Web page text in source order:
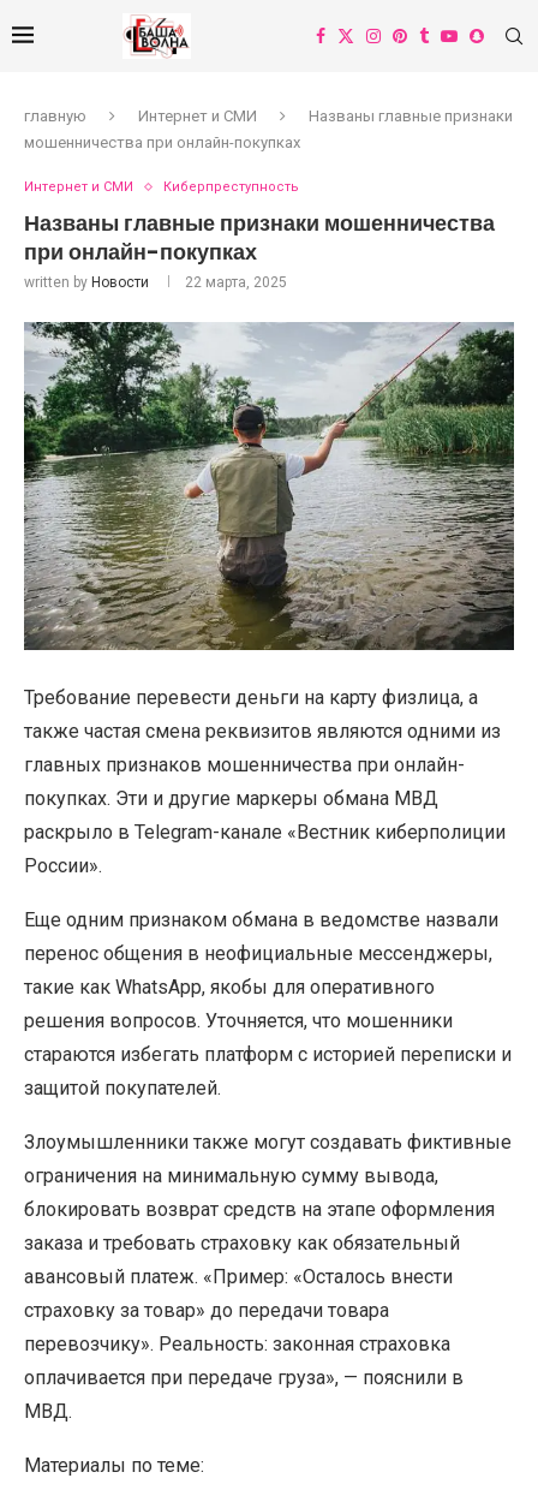
главную Интернет и СМИ
Названы главные признаки
мошенничества при онлайн-покупках
Интернет и СМИ Киберпреступность
Названы главные признаки мошенничества
при онлайн-покупках
written by Новости 22 марта, 2025
Требование перевести деньги на карту физлица, а
также частая смена реквизитов являются одними из
главных признаков мошенничества при онлайн-
покупках. Эти и другие маркеры обмана МВД
раскрыло в Telegram-канале «Вестник киберполиции
России».
Еще одним признаком обмана в ведомстве назвали
перенос общения в неофициальные мессенджеры,
такие как WhatsApp, якобы для оперативного
решения вопросов. Уточняется, что мошенники
стараются избегать платформ с историей переписки и
защитой покупателей.
Злоумышленники также могут создавать фиктивные
ограничения на минимальную сумму вывода,
блокировать возврат средств на этапе оформления
заказа и требовать страховку как обязательный
авансовый платеж. «Пример: «Осталось внести
страховку за товар» до передачи товара
перевозчику». Реальность: законная страховка
оплачивается при передаче груза», — пояснили в
МВД.
Материалы по теме: